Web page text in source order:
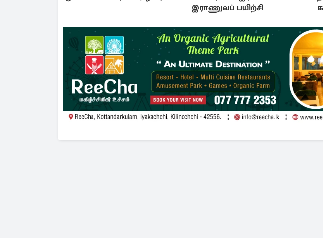
இராணுவப் பயிற்சி